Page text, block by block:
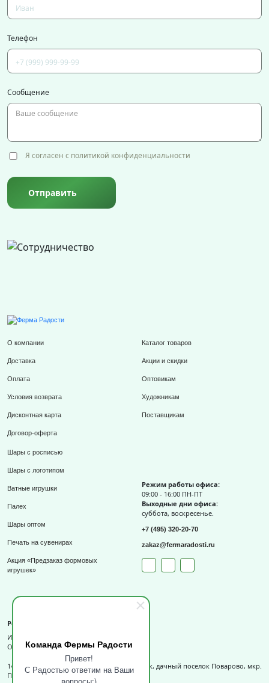
Команда Фермы Радости
Привет!
С Радостью ответим на Ваши
Телефон
Сообщение
Я согласен с политикой конфиденциальности
Отправить
О компании
Доставка
Оплата
Условия возврата
Дисконтная карта
Договор-оферта
Каталог товаров
Акции и скидки
Оптовикам
Художникам
Поставщикам
Шары с росписью
Шары с логотипом
Ватные игрушки
Палех
Шары оптом
Печать на сувенирах
Акция «Предзаказ формовых
игрушек»
Режим работы офиса:
09:00 - 16:00 ПН-ПТ
Выходные дни офиса:
суббота, воскресенье.
+7 (495) 320-20-70
zakaz@fermaradosti.ru
Реквизиты
ИП Слизов Е.П.
ОГРНИП: 324508100709727,
141540, Московская обл., г.о. Солнечногорск, дачный поселок Поварово, мкр.
Поваровка, д.12, к.1.